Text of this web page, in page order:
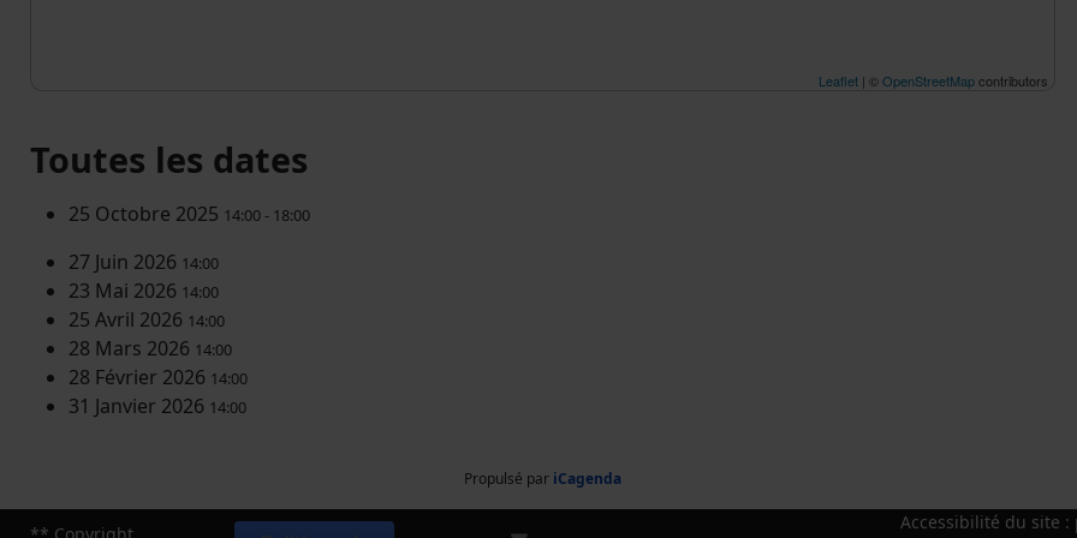
Leaflet| ©OpenStreetMapcontributors
Toutes les dates
25 Octobre 2025 14:00 - 18:00
27 Juin 2026 14:00
23 Mai 2026 14:00
25 Avril 2026 14:00
28 Mars 2026 14:00
28 Février 2026 14:00
31 Janvier 2026 14:00
Propulsé par iCagenda
Accessibilité du site